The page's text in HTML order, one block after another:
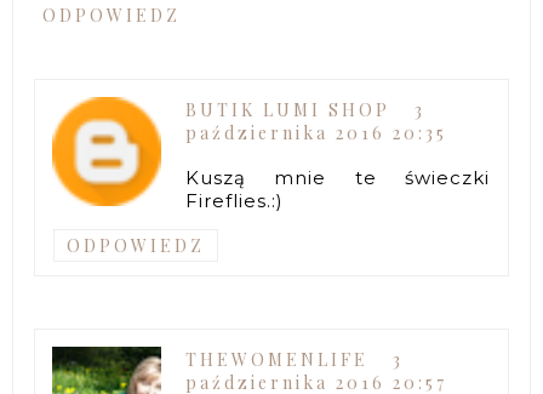
ODPOWIEDZ
BUTIK LUMI SHOP
3
października 2016 20:35
Kuszą mnie te świeczki
Fireflies.:)
ODPOWIEDZ
THEWOMENLIFE
3
października 2016 20:57